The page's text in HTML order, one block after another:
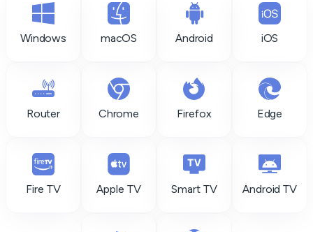
Windows macOS Android iOS
Router Chrome Firefox Edge
Fire TV Apple TV Smart TV Android TV